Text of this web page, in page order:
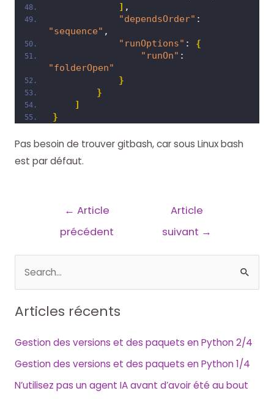
] ,
"dependsOrder"
"sequence" ,
"runOptions" : {
"runOn"
"folderOpen"
}
}
]
}
Pas besoin de trouver gitbash, car sous Linux bash
est par défaut.
Navigation
l’article
← Article
précédent
Article
suivant →
e
r
Articles récents
Gestion des versions et des paquets en Python 2/4
Gestion des versions et des paquets en Python 1/4
N’utilisez pas un agent IA avant d’avoir été au bout